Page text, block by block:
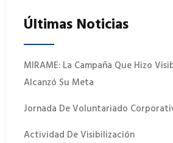
Últimas Noticias
MIRAME: La Campaña Que Hizo
Alcanzó Su Meta
Jornada De Voluntariado
Actividad De Visibilización